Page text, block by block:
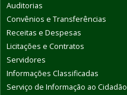
Auditorias
Convênios e Transferências
Receitas e Despesas
Licitações e Contratos
Servidores
Informações Classificadas
Serviço de Informação ao Cidadão